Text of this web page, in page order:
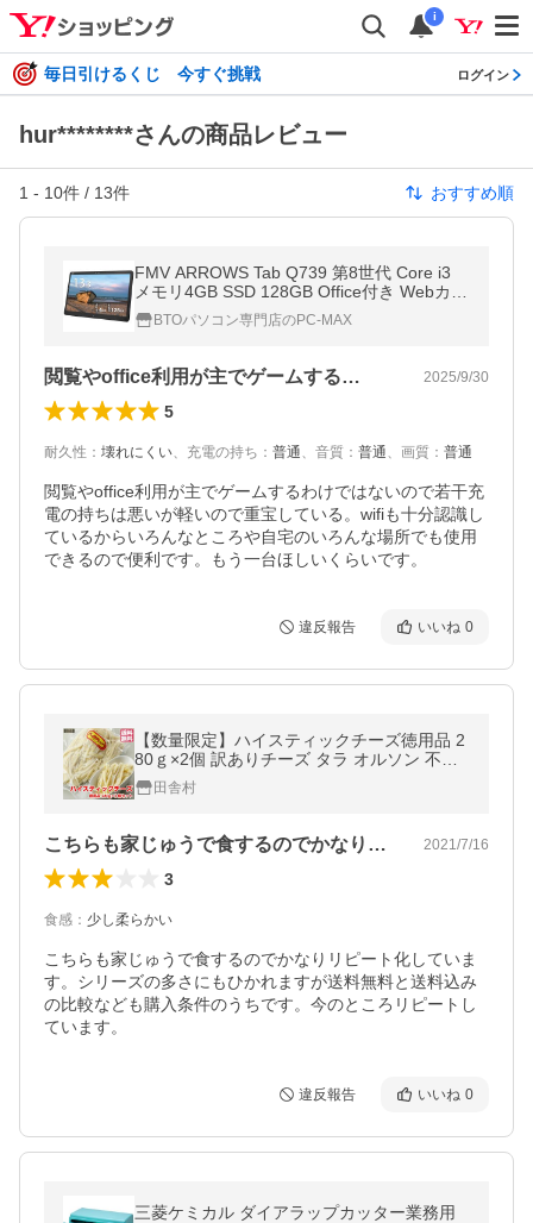
i
毎日引けるくじ 今すぐ挑戦 ログイン
hur********さんの商品レビュー
1 - 10件 / 13件 おすすめ順
FMV ARROWS Tab Q739 第8世代 Core i3
メモリ4GB SSD 128GB Office付き Webカメ
ラ タッチパネル Windows 11 タブレットPC
中古タブレット
BTOパソコン専門店のPC-MAX
閲覧やoffice利用が主でゲームする… 2025/9/30
5
耐久性 ： 壊れにくい、 充電の持ち ： 普通、 音質 ： 普通、 画質 ： 普通
閲覧やoffice利用が主でゲームするわけではないので若干充
電の持ちは悪いが軽いので重宝している。wifiも十分認識し
ているからいろんなところや自宅のいろんな場所でも使用
できるので便利です。もう一台ほしいくらいです。
違反報告 いいね 0
【数量限定】ハイスティックチーズ徳用品 2
80ｇ×2個 訳ありチーズ タラ オルソン 不揃
い おつまみ
田舎村
こちらも家じゅうで食するのでかなりリピ… 2021/7/16
3
食感 ： 少し柔らかい
こちらも家じゅうで食するのでかなりリピート化していま
す。シリーズの多さにもひかれますが送料無料と送料込み
の比較なども購入条件のうちです。今のところリピートし
ています。
違反報告 いいね 0
三菱ケミカル ダイアラップカッター業務用